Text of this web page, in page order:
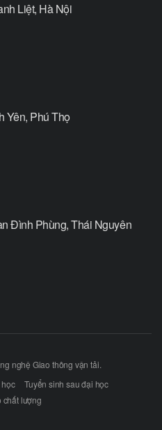
Liệt, Hà Nội
Yên, Phú Thọ
Đình Phùng, Thái Nguyên
nghệ Giao thông vận tải.
Tuyển sinh sau đại học
lượng